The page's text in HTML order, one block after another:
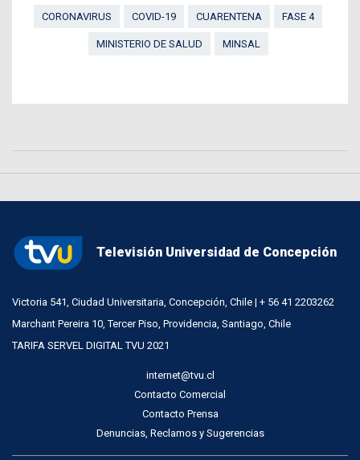
CORONAVIRUS
COVID-19 CUARENTENA FASE 4
MINISTERIO DE SALUD MINSAL
Televisión Universidad de Concepción
Victoria 541, Ciudad Universitaria, Concepción, Chile | + 56 41 2203262
Marchant Pereira 10, Tercer Piso, Providencia, Santiago, Chile
TARIFA SERVEL DIGITAL TVU 2021
internet@tvu.cl
Contacto Comercial
Contacto Prensa
Denuncias, Reclamos y Sugerencias